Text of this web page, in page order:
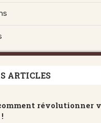
ARTICLES
révolutionner